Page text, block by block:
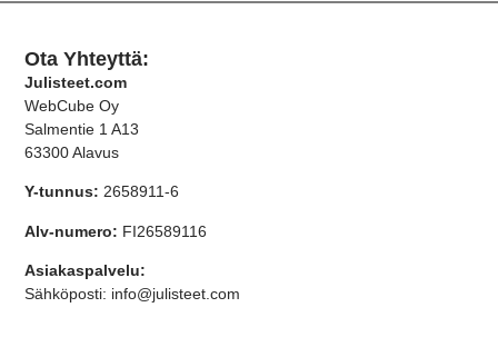
Ota Yhteyttä:
Julisteet.com
WebCube Oy
Salmentie 1 A13
63300 Alavus
Y-tunnus: 2658911-6
Alv-numero: FI26589116
Asiakaspalvelu:
Sähköposti: info@julisteet.com